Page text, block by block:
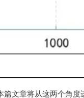
文章将从这两个角度